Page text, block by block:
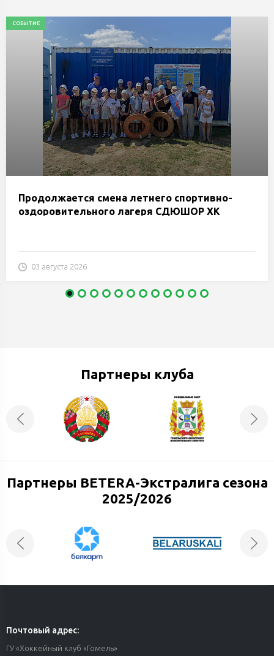
СОБЫТИЕ
Продолжается смена летнего спортивно-
оздоровительного лагеря СДЮШОР ХК
03 августа 2026
Партнеры клуба
Партнеры BETERA-Экстралига сезона
2025/2026
Почтовый адрес:
ГУ «Хоккейный клуб «Гомель»